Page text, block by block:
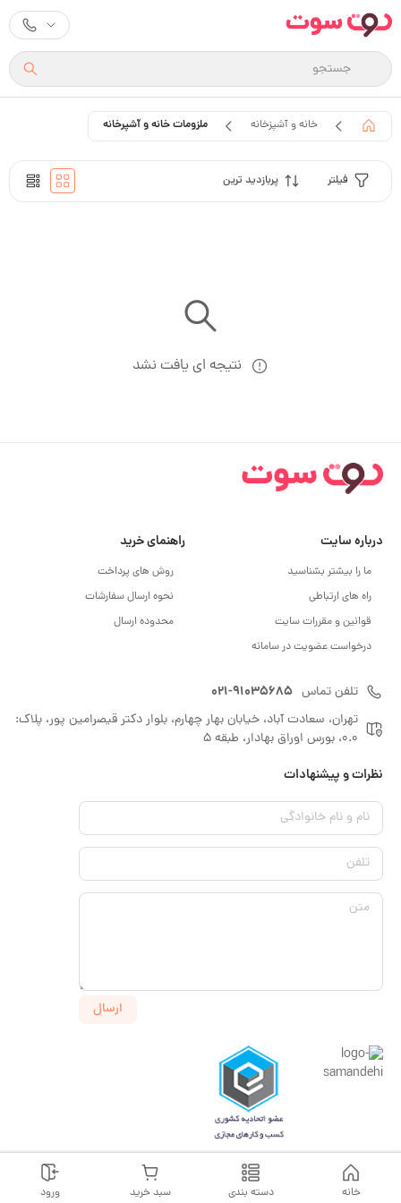
خانه و آشپزخانه ملزومات خانه و آشپرخانه
فیلتر پربازدید ترین
نتیجه ای یافت نشد
درباره سایت
ما را بیشتر بشناسید
راه های ارتباطی
قوانین و مقررات سایت
درخواست عضویت در سامانه
راهنمای خرید
روش های پرداخت
نحوه ارسال سفارشات
محدوده ارسال
تلفن تماس 021-91035685
تهران، سعادت آباد، خیابان بهار چهارم، بلوار دکتر قیصرامین پور، پلاک:
0.0، بورس اوراق بهادار، طبقه 5
نظرات و پیشنهادات
نام و نام خانوادگی
تلفن
متن
ارسال
خانه دسته بندی سبد خرید ورود